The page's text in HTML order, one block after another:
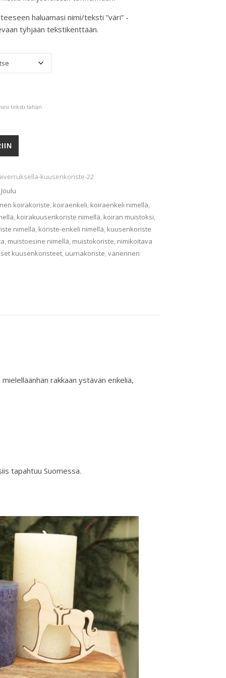
haluamasi nimi/teksti ”väri” -
tyhjään tekstikenttään.
teksti tähän
kuusenkoriste-22
Joulu
koirakoriste, koiraenkeli, koiraenkeli nimellä,
, koirakuusenkoriste nimellä, koiran muistoksi,
nimellä, koriste-enkeli nimellä, kuusenkoriste
, muistoesine nimellä, muistokoriste, nimikoitava
kuusenkoristeet, uurnakoriste,vanerinen
rakkaan ystävän enkeliä,
tapahtuu Suomessa.